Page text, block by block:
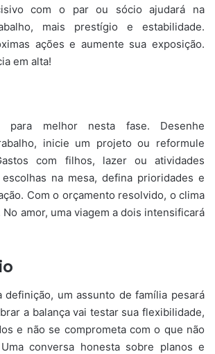
com o par ou sócio ajudará na
mais prestígio e estabilidade.
ações e aumente sua exposição.
em alta!
para melhor nesta fase. Desenhe
inicie um projeto ou reformule
com filhos, lazer ou atividades
na mesa, defina prioridades e
Com o orçamento resolvido, o clima
amor, uma viagem a dois intensificará
definição, um assunto de família pesará
a balança vai testar sua flexibilidade,
e não se comprometa com o que não
conversa honesta sobre planos e